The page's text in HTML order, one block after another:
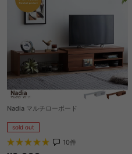
Nadia マルチローボード
sold out
10件